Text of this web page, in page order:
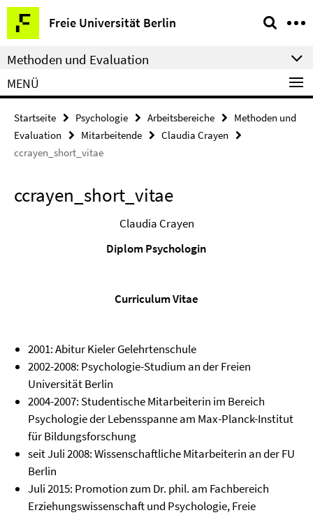
Springe
direkt
zu
Inhalt
Freie Universität Berlin
Service-
Navigation
Methoden und Evaluation
MENÜ
Startseite Psychologie Arbeitsbereiche
Methoden und
Evaluation
Mitarbeitende
Claudia Crayen
ccrayen_short_vitae
ccrayen_short_vitae
Claudia Crayen
Diplom Psychologin
Curriculum Vitae
2001: Abitur Kieler Gelehrtenschule
2002-2008: Psychologie-Studium an der Freien
Universität Berlin
2004-2007: Studentische Mitarbeiterin im Bereich
Psychologie der Lebensspanne am Max-Planck-Institut
für Bildungsforschung
seit Juli 2008: Wissenschaftliche Mitarbeiterin an der FU
Berlin
Juli 2015: Promotion zum Dr. phil. am Fachbereich
Erziehungswissenschaft und Psychologie, Freie